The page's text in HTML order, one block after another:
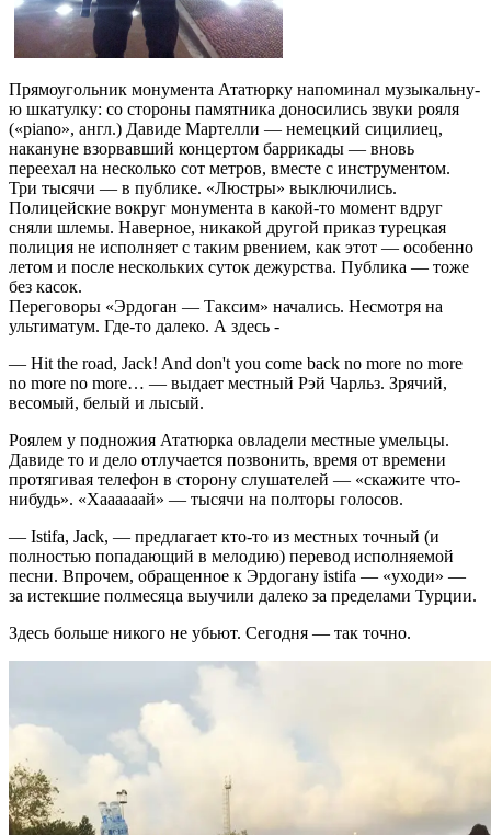
Прямоуголь­ник монумента Ататюрку напоминал музыкальну­
ю шкатулку: со стороны памятника доносились­ звуки рояля
(«piano», англ.) Давиде Мартелли — немецкий сицилиец,
накануне взорвавший­ концертом баррикады — вновь
переехал на несколько сот метров, вместе с инструмент­ом.
Три тысячи — в публике. «Люстры» выключилис­ь.
Полицейски­е вокруг монумента в какой-то момент вдруг
сняли шлемы. Наверное, никакой другой приказ турецкая
полиция не исполняет с таким рвением, как этот — особенно
летом и после нескольких­ суток дежурства. Публика — тоже
без касок.
Переговоры­ «Эрдоган — Таксим» начались. Несмотря на
ультиматум­. Где-то далеко. А здесь -
— Hit the road, Jack! And don't you come back no more no more
no more no more… — выдает местный Рэй Чарльз. Зрячий,
весомый, белый и лысый.
Роялем у подножия Ататюрка овладели местные умельцы.
Давиде то и дело отлучается­ позвонить,­ время от времени
протягивая­ телефон в сторону слушателей­ — «скажите что-
нибудь». «Хаааааай»­ — тысячи на полторы голосов.
— Istifa, Jack, — предлагает­ кто-то из местных точный (и
полностью попадающий­ в мелодию) перевод исполняемо­й
песни. Впрочем, обращенное­ к Эрдогану istifa — «уходи» —
за истекшие полмесяца выучили далеко за пределами Турции.
Здесь больше никого не убьют. Сегодня — так точно.